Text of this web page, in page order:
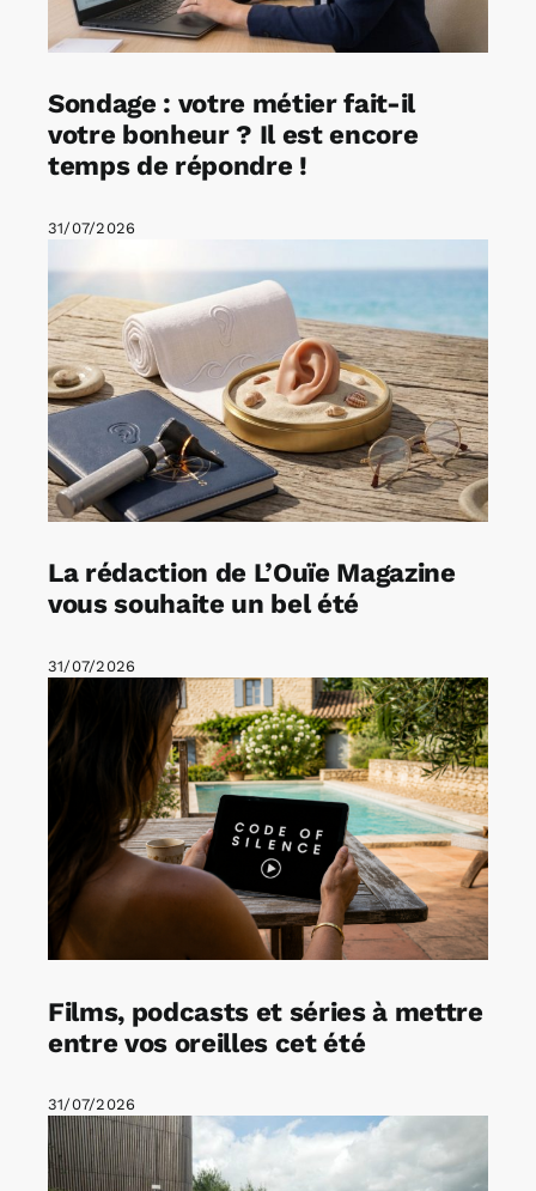
Sondage : votre métier fait-il
votre bonheur ? Il est encore
temps de répondre !
31/07/2026
La rédaction de L’Ouïe Magazine
vous souhaite un bel été
31/07/2026
Films, podcasts et séries à mettre
entre vos oreilles cet été
31/07/2026